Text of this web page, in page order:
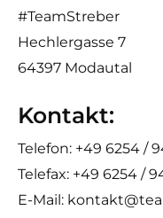
#TeamStreber
Hechlergasse 7
64397 Modautal
Kontakt:
Telefon: +49 6254 /
Telefax: +49 6254 /
E-Mail: